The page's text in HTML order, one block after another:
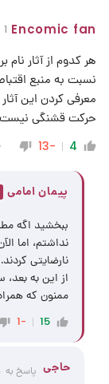
Encomic fan 1 سال قبل
هر کدوم از آثار
نسبت به منبع
معرفی کردن این
حرکت قشنگی نیست
4
-13
پیمان امامی
ببخشید اگه
نداشتم، اما
نارضایتی کردند.
از این به
ممنون که
15
-1
حاجی پاسخ به